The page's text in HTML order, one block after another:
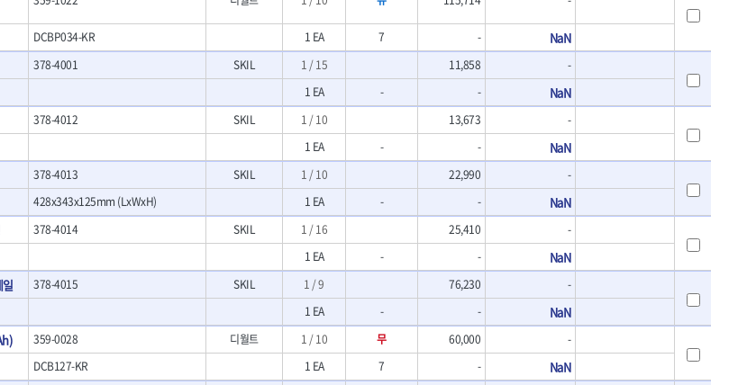
- 용접기
- LED충전식작업등
- LED램프
- 라디에이터
- 심지난로
- 열선
- 정온선
- 콤프레셔
- 클로스샌딩롤
- 스프레이건
- 송곳
- 각끌
- 컴파스
- 물림쇠
- 측정기
- 지그그리퍼시스템
- 치즐
- 파팅툴
- 터닝툴세트
- 할로윙툴
- 가방/케이스
절삭공구
- 홀쏘날
- 하이스코발트드릴
- 아바
- 반대탭
- 절단석
- 원형톱날
THETA-측정 THETA-커터,가위
THETA-핸드카트
TOP
TUOFU TWOCHERRYS
WOODCRAFT XCELITE
XPROTOOL-기어렌치
ZETA(PVC커터) ZETA(라디에이터)
ZETA(비트셋트)
ZONE KING 가드맨
게링 HSS
나이텍스 대건
대건케이블
디월트 인버터 발전기
바람돌이 백마
우주전열(겨울) 우주전열(여름)
조란 츠노다(TTC)
콰이어트존
협성 황금손
DCBP034-KR 1 EA 7 - NaN
378-4001 SKIL 1 / 15 11,858
-
1 EA - - NaN
378-4012 SKIL 1 / 10 13,673
-
1 EA - - NaN
378-4013 SKIL 1 / 10 22,990
-
428x343x125mm (LxWxH) 1 EA - - NaN
378-4014 SKIL 1 / 16 25,410
-
1 EA - - NaN
378-4015 SKIL 1 / 9 76,230
-
1 EA - - NaN
359-0028 디월트 1 / 10 무 60,000
-
DCB127-KR 1 EA 7 - NaN